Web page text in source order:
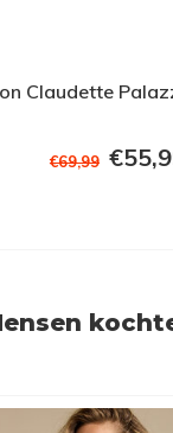
Claudette
€69,99